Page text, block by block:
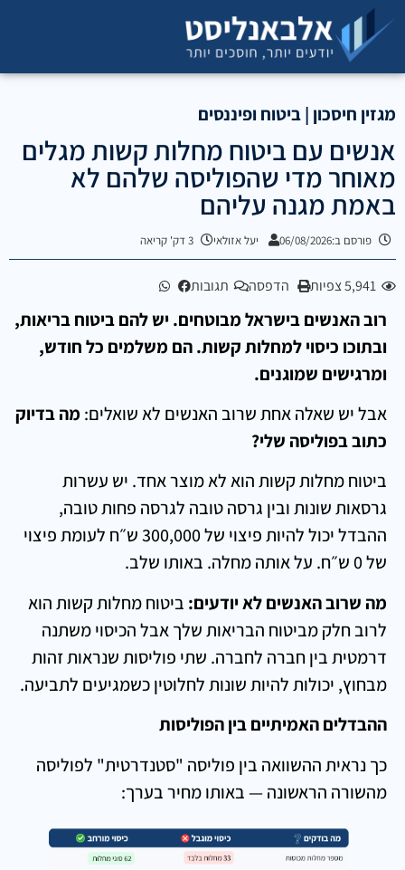
מגזין חיסכון | ביטוח ופיננסים
אנשים עם ביטוח מחלות קשות מגלים
מאוחר מדי שהפוליסה שלהם לא
באמת מגנה עליהם
פורסם ב:06/08/2026 יעל אזולאי 3 דק' קריאה
5,941 צפיות הדפסה תגובות
רוב האנשים בישראל מבוטחים. יש להם ביטוח בריאות,
ובתוכו כיסוי למחלות קשות. הם משלמים כל חודש,
ומרגישים שמוגנים.
אבל יש שאלה אחת שרוב האנשים לא שואלים: מה בדיוק
כתוב בפוליסה שלי?
ביטוח מחלות קשות הוא לא מוצר אחד. יש עשרות
גרסאות שונות ובין גרסה טובה לגרסה פחות טובה,
ההבדל יכול להיות פיצוי של 300,000 ש״ח לעומת פיצוי
של 0 ש״ח. על אותה מחלה. באותו שלב.
מה שרוב האנשים לא יודעים: ביטוח מחלות קשות הוא
לרוב חלק מביטוח הבריאות שלך אבל הכיסוי משתנה
דרמטית בין חברה לחברה. שתי פוליסות שנראות זהות
מבחוץ, יכולות להיות שונות לחלוטין כשמגיעים לתביעה.
ההבדלים האמיתיים בין הפוליסות
כך נראית ההשוואה בין פוליסה "סטנדרטית" לפוליסה
מהשורה הראשונה — באותו מחיר בערך: